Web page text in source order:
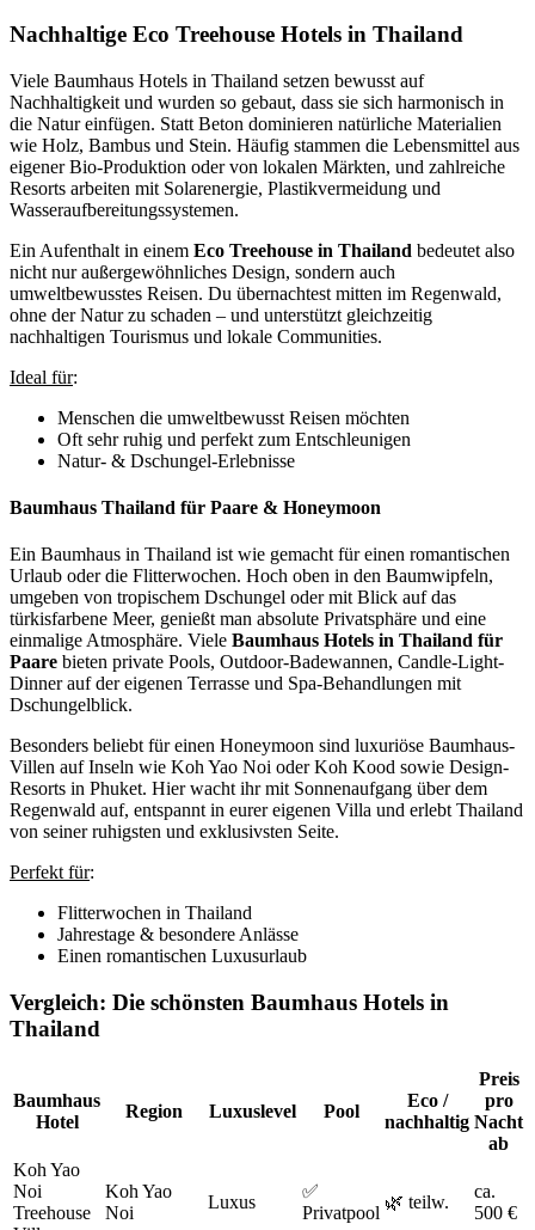
Nachhaltige Eco Treehouse Hotels in Thailand
Viele Baumhaus Hotels in Thailand setzen bewusst auf
Nachhaltigkeit und wurden so gebaut, dass sie sich harmonisch in
die Natur einfügen. Statt Beton dominieren natürliche Materialien
wie Holz, Bambus und Stein. Häufig stammen die Lebensmittel aus
eigener Bio-Produktion oder von lokalen Märkten, und zahlreiche
Resorts arbeiten mit Solarenergie, Plastikvermeidung und
Wasseraufbereitungssystemen.
Ein Aufenthalt in einem Eco Treehouse in Thailand bedeutet also
nicht nur außergewöhnliches Design, sondern auch
umweltbewusstes Reisen. Du übernachtest mitten im Regenwald,
ohne der Natur zu schaden – und unterstützt gleichzeitig
nachhaltigen Tourismus und lokale Communities.
Ideal für:
Menschen die umweltbewusst Reisen möchten
Oft sehr ruhig und perfekt zum Entschleunigen
Natur- & Dschungel-Erlebnisse
Baumhaus Thailand für Paare & Honeymoon
Ein Baumhaus in Thailand ist wie gemacht für einen romantischen
Urlaub oder die Flitterwochen. Hoch oben in den Baumwipfeln,
umgeben von tropischem Dschungel oder mit Blick auf das
türkisfarbene Meer, genießt man absolute Privatsphäre und eine
einmalige Atmosphäre. Viele Baumhaus Hotels in Thailand für
Paare bieten private Pools, Outdoor-Badewannen, Candle-Light-
Dinner auf der eigenen Terrasse und Spa-Behandlungen mit
Dschungelblick.
Besonders beliebt für einen Honeymoon sind luxuriöse Baumhaus-
Villen auf Inseln wie Koh Yao Noi oder Koh Kood sowie Design-
Resorts in Phuket. Hier wacht ihr mit Sonnenaufgang über dem
Regenwald auf, entspannt in eurer eigenen Villa und erlebt Thailand
von seiner ruhigsten und exklusivsten Seite.
Perfekt für:
Flitterwochen in Thailand
Jahrestage & besondere Anlässe
Einen romantischen Luxusurlaub
Vergleich: Die schönsten Baumhaus Hotels in
Thailand
Baumhaus
Hotel
Region Luxuslevel Pool
Eco /
nachhaltig
Preis
pro
Nacht
ab
Koh Yao
Noi
Treehouse
Koh Yao
Noi
Luxus
✅
Privatpool
🌿 teilw.
ca.
500 €